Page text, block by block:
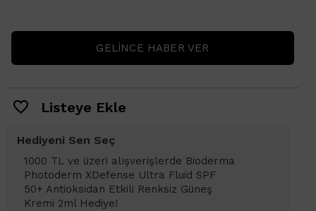
GELINCE HABER VER
Listeye Ekle
Hediyeni Sen Seç
1000 TL ve üzeri alışverişlerinizde
Bioderma Photoderm XDefense Ultra
Fluid SPF 50+ Antioksidan Renkli Güneş
Kremi Light 2ml hediye!